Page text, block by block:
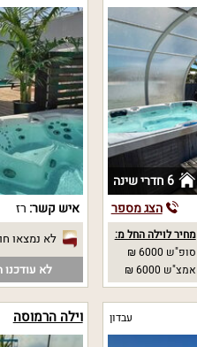
6 חדרי שינה
הצג מספר
מחיר לוילה החל מ:
סופ"ש 6000 ₪
אמצ"ש 6000 ₪
איש קשר: רז
לא נמצאו
לא עודכנו
עבדון וילה הרמוסה